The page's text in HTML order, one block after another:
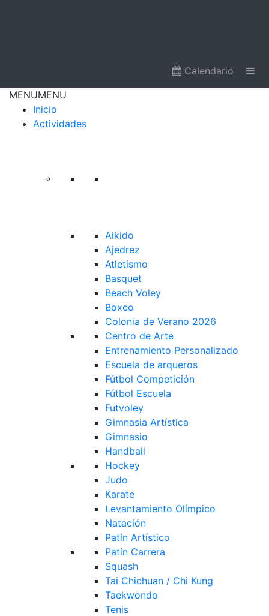
Calendario
MENUMENU
Inicio
Actividades
Aikido
Ajedrez
Atletismo
Basquet
Beach Voley
Boxeo
Colonia de Verano 2026
Centro de Arte
Entrenamiento Personalizado
Escuela de arqueros
Fútbol Competición
Fútbol Escuela
Futvoley
Gimnasia Artística
Gimnasio
Handball
Hockey
Judo
Karate
Levantamiento Olímpico
Natación
Patín Artístico
Patín Carrera
Squash
Tai Chichuan / Chi Kung
Taekwondo
Tenis